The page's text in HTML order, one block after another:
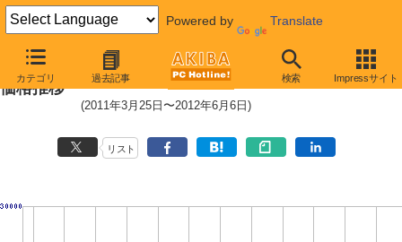
Powered by Translate
カテゴリ 過去記事 検索 Impressサイト
Core i7-3820 (3.60GHz,10MB)の
価格推移
(2011年3月25日〜2012年6月6日)
リスト